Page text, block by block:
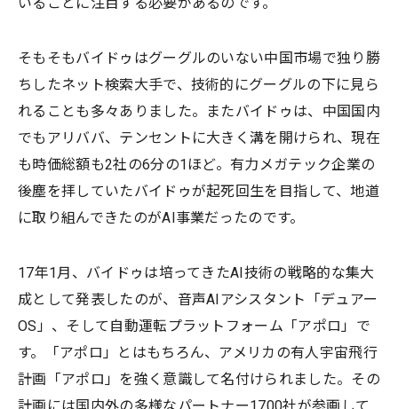
そもそもバイドゥはグーグルのいない中国市場で独り勝
ちしたネット検索大手で、技術的にグーグルの下に見ら
れることも多々ありました。またバイドゥは、中国国内
でもアリババ、テンセントに大きく溝を開けられ、現在
も時価総額も2社の6分の1ほど。有力メガテック企業の
後塵を拝していたバイドゥが起死回生を目指して、地道
に取り組んできたのがAI事業だったのです。
17年1月、バイドゥは培ってきたAI技術の戦略的な集大
成として発表したのが、音声AIアシスタント「デュアー
OS」、そして自動運転プラットフォーム「アポロ」で
す。「アポロ」とはもちろん、アメリカの有人宇宙飛行
計画「アポロ」を強く意識して名付けられました。その
計画には国内外の多様なパートナー1700社が参画して